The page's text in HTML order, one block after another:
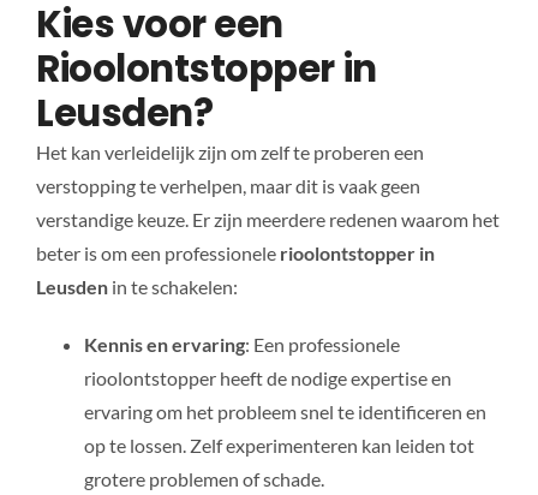
Kies voor een
Rioolontstopper in
Leusden?
Het kan verleidelijk zijn om zelf te proberen een
verstopping te verhelpen, maar dit is vaak geen
verstandige keuze. Er zijn meerdere redenen waarom het
beter is om een professionele rioolontstopper in
Leusdenin te schakelen:
Kennis en ervaring: Een professionele
rioolontstopper heeft de nodige expertise en
ervaring om het probleem snel te identificeren en
op te lossen. Zelf experimenteren kan leiden tot
grotere problemen of schade.